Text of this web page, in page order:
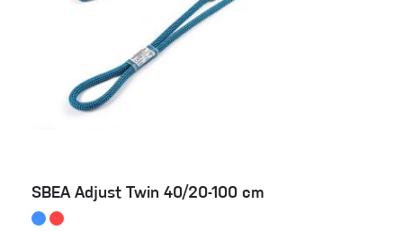
SBEA Adjust Twin 40/20-100 cm